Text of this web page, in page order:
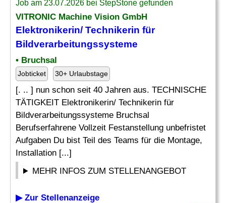
Job am 23.07.2026 bei StepStone gefunden
VITRONIC Machine Vision GmbH
Elektronikerin/ Technikerin für
Bildverarbeitungssysteme
• Bruchsal
Jobticket 30+ Urlaubstage
[. .. ] nun schon seit 40 Jahren aus. TECHNISCHE
TÄTIGKEIT Elektronikerin/ Technikerin für
Bildverarbeitungssysteme Bruchsal
Berufserfahrene Vollzeit Festanstellung unbefristet
Aufgaben Du bist Teil des Teams für die Montage,
Installation [...]
MEHR INFOS ZUM STELLENANGEBOT
▶ Zur Stellenanzeige